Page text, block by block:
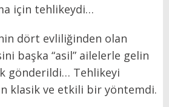
için tehlikeydi…
dört evliliğinden olan
başka “asil” ailelerle gelin
gönderildi… Tehlikeyi
klasik ve etkili bir yöntemdi.